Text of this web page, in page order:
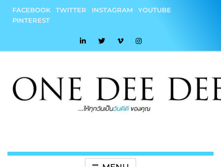
content
FACEBOOK TWITTER INSTAGRAM
YOUTUBE
PINTEREST